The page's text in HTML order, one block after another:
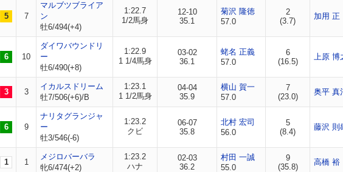
5 7
マルブツブライア
ン
牡6/494(+4)
1:22.7
1/2馬身
12-10
35.1
菊沢 隆徳
57.0
2
(3.7)
加用 正
6 10
ダイワバウンドリ
ー
牡6/490(+8)
1:22.9
1 1/4馬身
03-02
36.1
蛯名 正義
57.0
6
(16.5)
上原 博
3 3
イカルスドリーム
牡7/506(+6)/B
1:23.1
1 1/2馬身
04-04
35.9
横山 賀一
57.0
7
(23.0)
奥平 真
6 9
ナリタグランジャ
ー
牡3/546(-6)
1:23.2
クビ
06-07
35.8
北村 宏司
56.0
5
(8.4)
藤沢 則
1 1
メジロバーバラ
牝6/474(+2)
1:23.2
ハナ
02-03
36.2
村田 一誠
55.0
9
(35.8)
高橋 裕